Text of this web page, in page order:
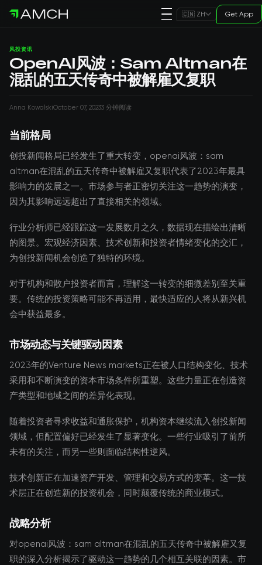
🇨🇳 ZH Get App
风投资讯
OpenAI风波：Sam Altman在
混乱的五天传奇中被解雇又复职
Anna KowalskiOctober 07, 20233 分钟阅读
当前格局
创投新闻格局已经发生了重大转变，openai风波：sam
altman在混乱的五天传奇中被解雇又复职代表了2023年最具
影响力的发展之一。市场参与者正密切关注这一趋势的演变，
因为其影响远远超出了直接相关的领域。
行业分析师已经跟踪这一发展数月之久，数据现在描绘出清晰
的图景。宏观经济因素、技术创新和投资者情绪变化的交汇，
为创投新闻机会创造了独特的环境。
对于机构和散户投资者而言，理解这一转变的细微差别至关重
要。传统的投资策略可能不再适用，最快适应的人将从新兴机
会中获益最多。
市场动态与关键驱动因素
2023年的Venture News markets正在被人口结构变化、技术
采用和不断演变的资本市场条件所重塑。这些力量正在创造资
产类型和地域之间的差异化表现。
随着投资者寻求收益和通胀保护，机构资本继续流入创投新闻
领域，但配置偏好已经发生了显著变化。一些行业吸引了前所
未有的关注，而另一些则面临结构性逆风。
技术创新正在加速资产开发、管理和交易方式的变革。这一技
术层正在创造新的投资机会，同时颠覆传统的商业模式。
战略分析
对openai风波：sam altman在混乱的五天传奇中被解雇又复
职的深入分析揭示了驱动这一趋势的几个相互关联的因素。市